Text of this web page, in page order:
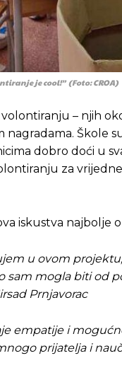
je cool!” (Foto: CROA)
– njih
nagradama.
dobro doći u
za
iskustva najbolje
u ovom
sam mogla biti od
Prnjavorac
empatije i
prijatelja i